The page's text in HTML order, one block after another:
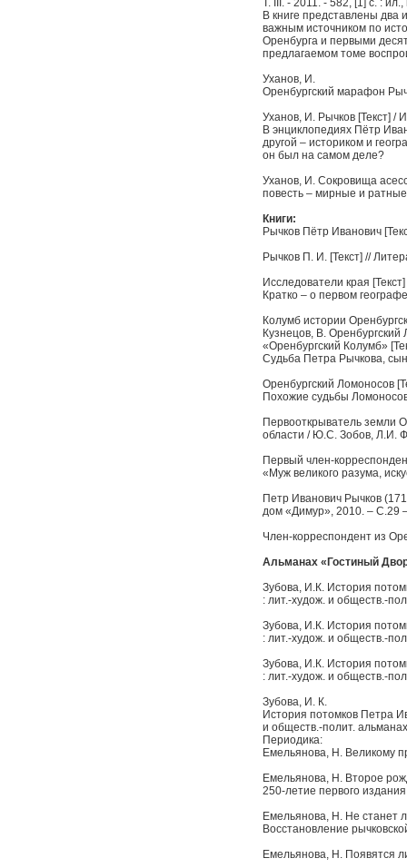
Т. III. - 2011. - 582, [1] с. :
В книге представлены два
важным источником по
Оренбурга и первыми
предлагаемом томе
Уханов, И.
Оренбургский марафон
Уханов, И. Рычков [Текст] /
В энциклопедиях Пётр
другой – историком и
он был на самом деле?
Уханов, И. Сокровища
повесть – мирные и
Книги:
Рычков Пётр Иванович
Рычков П. И. [Текст] //
Исследователи края
Кратко – о первом
Колумб истории
Кузнецов, В.
«Оренбургский Колумб»
Судьба Петра Рычкова,
Оренбургский Ломоносов
Похожие судьбы
Первооткрыватель земли
области / Ю.С. Зобов, Л.И.
Первый член-
«Муж великого разума,
Петр Иванович Рычков
дом «Димур», 2010. – С.29
Член-корреспондент из
Альманах «Гостиный
Зубова, И.К. История
: лит.-худож. и обществ.-
Зубова, И.К. История
: лит.-худож. и обществ.-
Зубова, И.К. История
: лит.-худож. и обществ.-
Зубова, И. К.
История потомков Петра
и обществ.-полит.
Периодика:
Емельянова, Н. Великому
Емельянова, Н. Второе
250-летие первого
Емельянова, Н. Не станет
Восстановление
Емельянова, Н. Появятся